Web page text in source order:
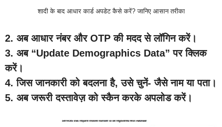
शादी के बाद आधार कार्ड अपडेट कैसे करें? जानिए आसान तरीका
2. अब आधार नंबर और OTP की मदद से लॉगिन करें।
3. अब “Update Demographics Data” पर क्लिक
करें।
4. जिस जानकारी को बदलना है, उसे चुनें- जैसे नाम या पता।
5. अब जरूरी दस्तावेज़ को स्कैन करके अपलोड करें।